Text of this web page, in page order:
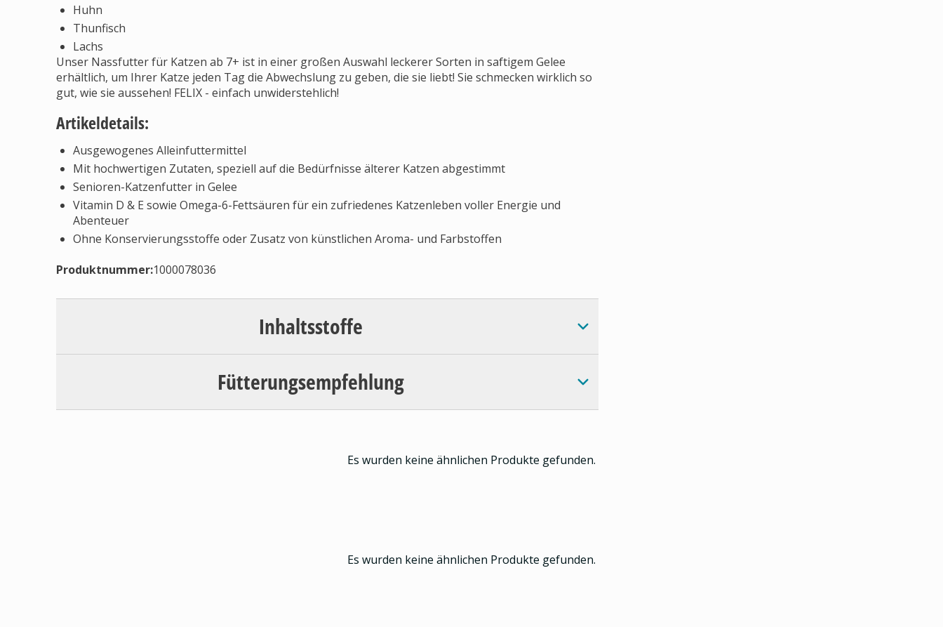
Huhn
Thunfisch
Lachs
Unser Nassfutter für Katzen ab 7+ ist in einer großen Auswahl leckerer Sorten in saftigem Gelee
erhältlich, um Ihrer Katze jeden Tag die Abwechslung zu geben, die sie liebt! Sie schmecken wirklich so
gut, wie sie aussehen! FELIX - einfach unwiderstehlich!
Artikeldetails:
Ausgewogenes Alleinfuttermittel
Mit hochwertigen Zutaten, speziell auf die Bedürfnisse älterer Katzen abgestimmt
Senioren-Katzenfutter in Gelee
Vitamin D & E sowie Omega-6-Fettsäuren für ein zufriedenes Katzenleben voller Energie und
Abenteuer
Ohne Konservierungsstoffe oder Zusatz von künstlichen Aroma- und Farbstoffen
Produktnummer:1000078036
Inhaltsstoffe
Fütterungsempfehlung
Es wurden keine ähnlichen Produkte gefunden.
Es wurden keine ähnlichen Produkte gefunden.